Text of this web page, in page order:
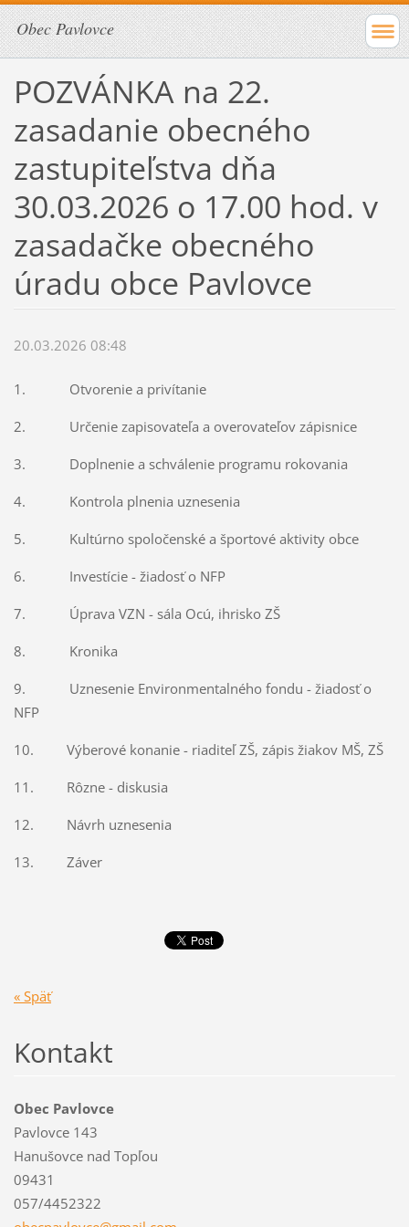
Obec Pavlovce
POZVÁNKA na 22.
zasadanie obecného
zastupiteľstva dňa
30.03.2026 o 17.00 hod. v
zasadačke obecného
úradu obce Pavlovce
20.03.2026 08:48
1. Otvorenie a privítanie
2. Určenie zapisovateľa a overovateľov zápisnice
3. Doplnenie a schválenie programu rokovania
4. Kontrola plnenia uznesenia
5. Kultúrno spoločenské a športové aktivity obce
6. Investície - žiadosť o NFP
7. Úprava VZN - sála Ocú, ihrisko ZŠ
8. Kronika
9. Uznesenie Environmentalného fondu - žiadosť o
NFP
10. Výberové konanie - riaditeľ ZŠ, zápis žiakov MŠ, ZŠ
11. Rôzne - diskusia
12. Návrh uznesenia
13. Záver
« Späť
Kontakt
Obec Pavlovce
Pavlovce 143
Hanušovce nad Topľou
09431
057/4452322